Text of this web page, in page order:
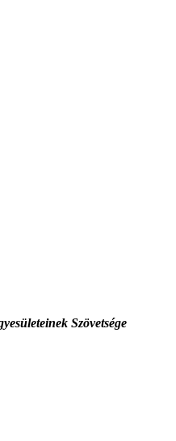
Szövetsége